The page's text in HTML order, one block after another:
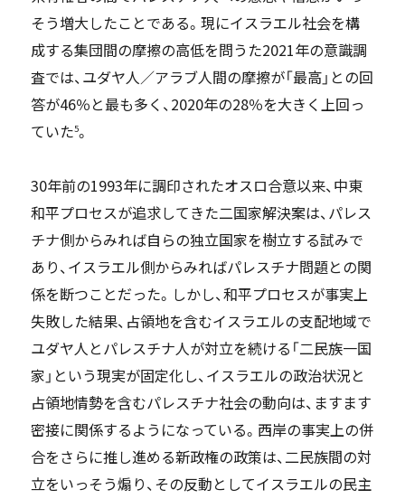
そう増大したことである。現にイスラエル社会を構
成する集団間の摩擦の高低を問うた2021年の意識調
査では、ユダヤ人／アラブ人間の摩擦が「最高」との回
答が46％と最も多く、2020年の28％を大きく上回っ
ていた5。
30年前の1993年に調印されたオスロ合意以来、中東
和平プロセスが追求してきた二国家解決案は、パレス
チナ側からみれば自らの独立国家を樹立する試みで
あり、イスラエル側からみればパレスチナ問題との関
係を断つことだった。しかし、和平プロセスが事実上
失敗した結果、占領地を含むイスラエルの支配地域で
ユダヤ人とパレスチナ人が対立を続ける「二民族一国
家」という現実が固定化し、イスラエルの政治状況と
占領地情勢を含むパレスチナ社会の動向は、ますます
密接に関係するようになっている。西岸の事実上の併
合をさらに推し進める新政権の政策は、二民族間の対
立をいっそう煽り、その反動としてイスラエルの民主